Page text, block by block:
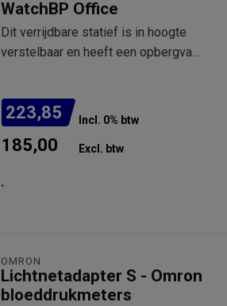
WatchBP Office
Dit verrijdbare statief is in hoogte
verstelbaar en heeft een opbergva...
223,85 Incl. 0% btw
185,00 Excl. btw
.
OMRON
Lichtnetadapter S - Omron
bloeddrukmeters